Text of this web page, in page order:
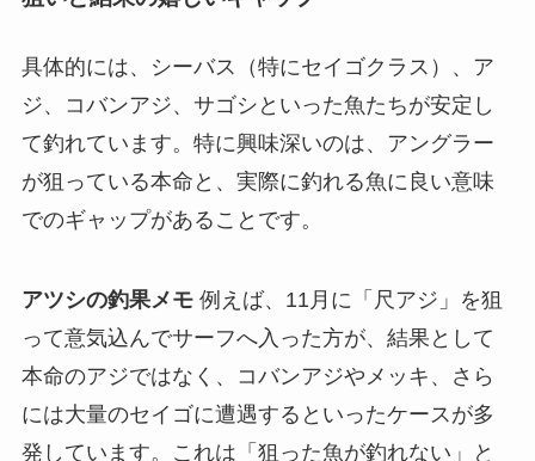
具体的には、
シーバス（特にセイゴクラス）、ア
ジ、コバンアジ、サゴシ といった魚たちが安定し
て釣れています。特に興味深いのは、アングラー
が狙っている本命と、実際に釣れる魚に良い意味
でのギャップがあることです。
アツシの釣果メモ例えば、11月に「尺アジ」を狙
って意気込んでサーフへ入った方が、結果として
本命のアジではなく、コバンアジやメッキ、さら
には大量のセイゴに遭遇するといったケースが多
発しています。これは「狙った魚が釣れない」と